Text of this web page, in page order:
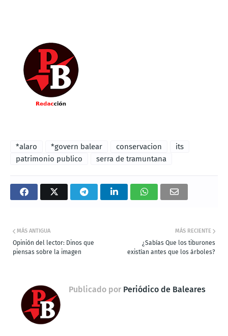
*alaro *govern balear conservacion
its
patrimonio publico
serra de tramuntana
MÁS RECIENTE
¿Sabías Que los tiburones
existían antes que los árboles?
MÁS ANTIGUA
Opinión del lector: Dinos que
piensas sobre la imagen
Publicado por Periódico de Baleares